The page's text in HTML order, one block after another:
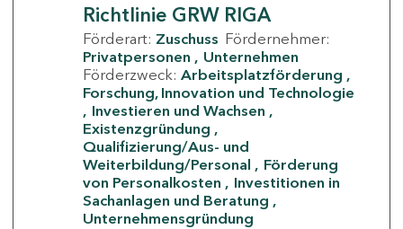
Richtlinie GRW RIGA
Förderart: Zuschuss Fördernehmer:
Privatpersonen
Unternehmen
Förderzweck: Arbeitsplatzförderung
Forschung, Innovation und Technologie
Investieren und Wachsen
Existenzgründung
Qualifizierung/Aus- und
Weiterbildung/Personal
Förderung
von Personalkosten
Investitionen in
Sachanlagen und Beratung
Unternehmensgründung